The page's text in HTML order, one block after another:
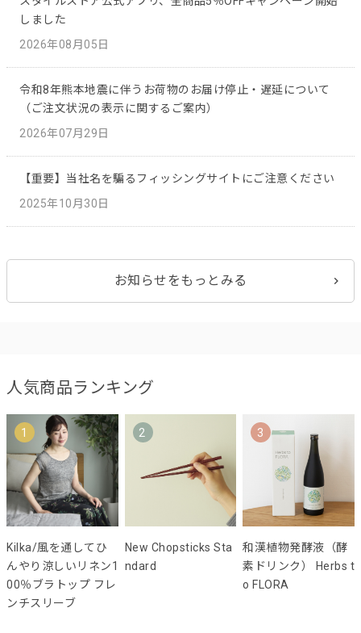
しました
2026年08月05日
令和8年熊本地震に伴うお荷物のお届け停止・遅延について
（ご注文状況の表示に関するご案内）
2026年07月29日
【重要】当社名を騙るフィッシングサイトにご注意ください
2025年10月30日
お知らせをもっとみる
人気商品ランキング
1
Kilka/風を通してひ
んやり涼しいリネン1
00％ブラトップ フレ
ンチスリーブ
2
New Chopsticks Sta
ndard
3
和漢植物発酵液（酵
素ドリンク） Herbs t
o FLORA